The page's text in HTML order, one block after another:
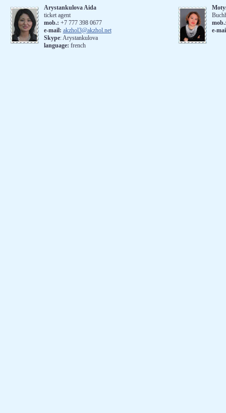
Arystankulova Aida
ticket agent
mob.: +7 777 398 0677
e-mail: akzhol3@akzhol.net
Skype: Arystankulova
language: french
e-